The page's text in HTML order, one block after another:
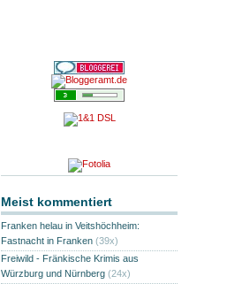
Meist kommentiert
Franken helau in Veitshöchheim:
Fastnacht in Franken (39x)
Freiwild - Fränkische Krimis aus
Würzburg und Nürnberg (24x)